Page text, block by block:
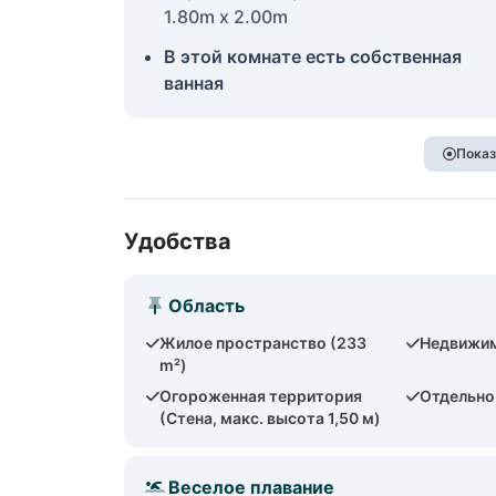
1.80m x 2.00m
В этой комнате есть собственная
ванная
Удобства
Область
Жилое пространство (233
m²)
Огороженная территория
(Стена, макс. высота 1,50 м)
Веселое плавание